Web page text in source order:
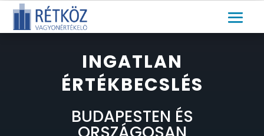
INGATLAN
ÉRTÉKBECSLÉS
BUDAPESTEN ÉS